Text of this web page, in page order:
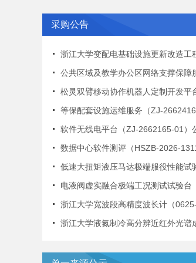
采购公告
浙江大学变配电基础设施更新改造工程一期（HSZB-
公共区域及教学办公区网络支撑保障服务（
松灵双臂移动协作机器人定制开发平台（ZJ-2660265-
等保配套设施运维服务（ZJ-2662416-03）
软件无线电平台（ZJ-2662165-01）
数据中心软件测评（HSZB-2026-1311
低速大扭矩液压马达极端服役性能试验台（
电液阀虚实融合极端工况测试试验台（
浙江大学宽波段高精度波长计（0625-
浙江大学液氮制冷高分辨近红外光谱成像相机（